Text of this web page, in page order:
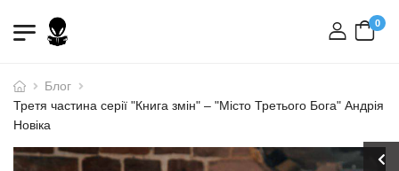
вхід
0
Блог
Третя частина серії "Книга змін" – "Місто Третього Бога" Андрія
Новіка